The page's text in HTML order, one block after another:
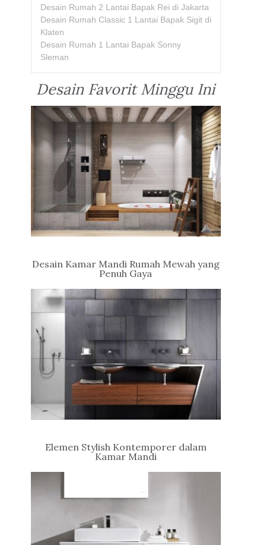
Desain Rumah 2 Lantai Bapak Rei di Jakarta
Desain Rumah Classic 1 Lantai Bapak Sigit di
Klaten
Desain Rumah 1 Lantai Bapak Sonny
Sleman
Desain Favorit Minggu Ini
Desain Kamar Mandi Rumah Mewah yang
Penuh Gaya
Elemen Stylish Kontemporer dalam
Kamar Mandi